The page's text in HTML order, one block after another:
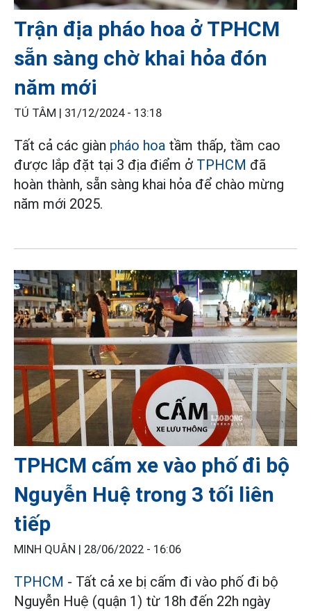
Trận địa pháo hoa ở TPHCM
sẵn sàng chờ khai hỏa đón
năm mới
TÚ TÂM | 31/12/2024 - 13:18
Tất cả các giàn pháo hoa tầm thấp, tầm cao
được lắp đặt tại 3 địa điểm ở TPHCM đã
hoàn thành, sẵn sàng khai hỏa để chào mừng
năm mới 2025.
TPHCM cấm xe vào phố đi bộ
Nguyễn Huệ trong 3 tối liên
tiếp
MINH QUÂN | 28/06/2022 - 16:06
TPHCM - Tất cả xe bị cấm đi vào phố đi bộ
Nguyễn Huệ (quận 1) từ 18h đến 22h ngày